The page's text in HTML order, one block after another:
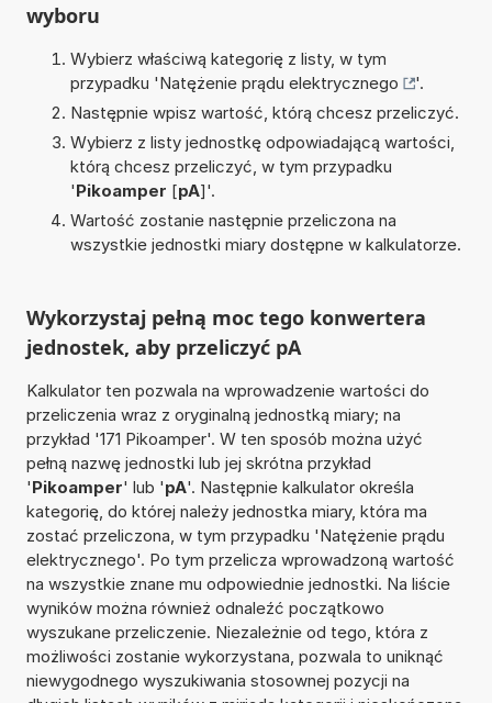
wyboru
Wybierz właściwą kategorię z listy, w tym
przypadku 'Natężenie prądu elektrycznego
'.
Następnie wpisz wartość, którą chcesz przeliczyć.
Wybierz z listy jednostkę odpowiadającą wartości,
którą chcesz przeliczyć, w tym przypadku
'Pikoamper [pA]'.
Wartość zostanie następnie przeliczona na
wszystkie jednostki miary dostępne w kalkulatorze.
Wykorzystaj pełną moc tego konwertera
jednostek, aby przeliczyć pA
Kalkulator ten pozwala na wprowadzenie wartości do
przeliczenia wraz z oryginalną jednostką miary; na
przykład '171 Pikoamper'. W ten sposób można użyć
pełną nazwę jednostki lub jej skrótna przykład
'Pikoamper' lub 'pA'. Następnie kalkulator określa
kategorię, do której należy jednostka miary, która ma
zostać przeliczona, w tym przypadku 'Natężenie prądu
elektrycznego'. Po tym przelicza wprowadzoną wartość
na wszystkie znane mu odpowiednie jednostki. Na liście
wyników można również odnaleźć początkowo
wyszukane przeliczenie. Niezależnie od tego, która z
możliwości zostanie wykorzystana, pozwala to uniknąć
niewygodnego wyszukiwania stosownej pozycji na